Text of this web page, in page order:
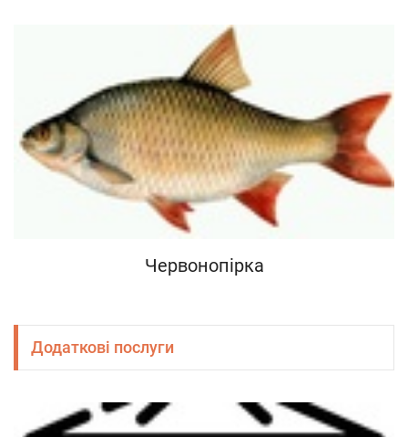
Червонопірка
Додаткові послуги